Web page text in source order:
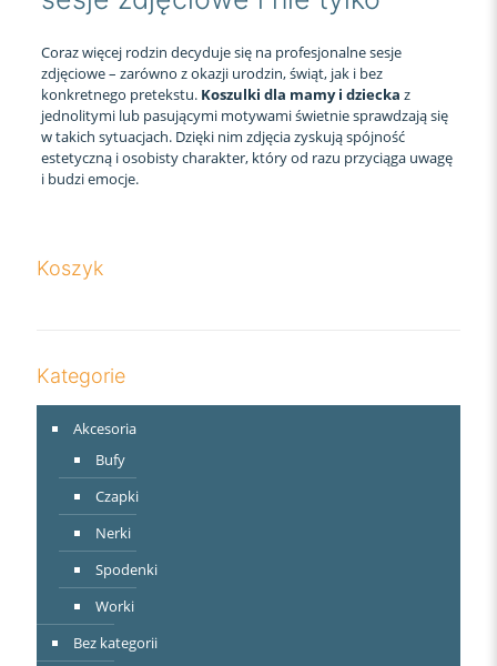
Coraz więcej rodzin decyduje się na profesjonalne sesje
zdjęciowe – zarówno z okazji urodzin, świąt, jak i bez
konkretnego pretekstu. Koszulki dla mamy i dziecka z
jednolitymi lub pasującymi motywami świetnie sprawdzają się
w takich sytuacjach. Dzięki nim zdjęcia zyskują spójność
estetyczną i osobisty charakter, który od razu przyciąga uwagę
i budzi emocje.
Koszyk
Kategorie
Akcesoria
Bufy
Czapki
Nerki
Spodenki
Worki
Bez kategorii